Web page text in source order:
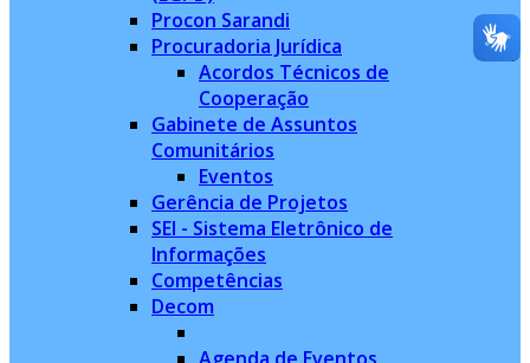
Procon Sarandi
Procuradoria Jurídica
Acordos Técnicos de
Cooperação
Gabinete de Assuntos
Comunitários
Eventos
Gerência de Projetos
SEI - Sistema Eletrônico de
Informações
Competências
Decom